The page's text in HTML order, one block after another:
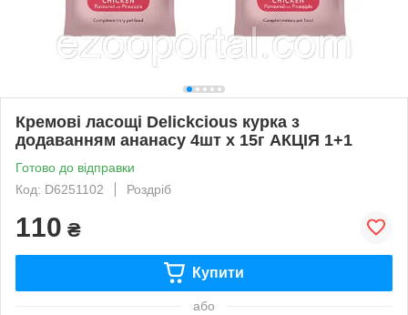
Кремові ласощі Delickcious курка з
додаванням ананасу 4шт х 15г АКЦІЯ 1+1
Готово до відправки
Код: D6251102
Роздріб
110 ₴
Купити
або